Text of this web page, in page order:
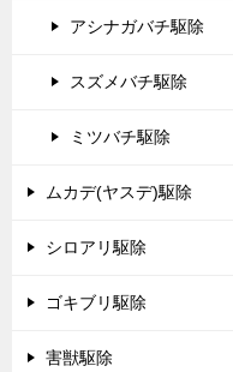
アシナガバチ駆除
スズメバチ駆除
ミツバチ駆除
ムカデ(ヤスデ)駆除
シロアリ駆除
ゴキブリ駆除
害獣駆除